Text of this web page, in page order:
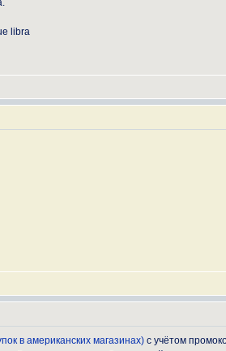
libra
в американских магазинах) с учётом